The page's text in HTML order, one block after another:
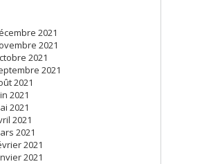
2021
2021
2021
2021
2021
2021
2021
2021
2021
2021
2021